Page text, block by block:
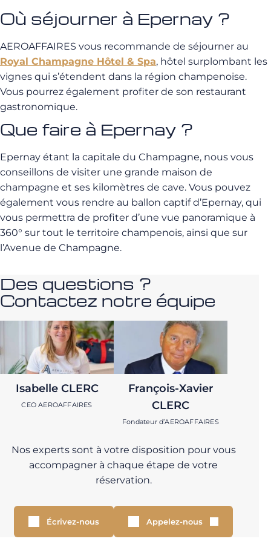
Où séjourner à Epernay ?
AEROAFFAIRES vous recommande de séjourner au
Royal Champagne Hôtel & Spa, hôtel surplombant les
vignes qui s’étendent dans la région champenoise.
Vous pourrez également profiter de son restaurant
gastronomique.
Que faire à Epernay ?
Epernay étant la capitale du Champagne, nous vous
conseillons de visiter une grande maison de
champagne et ses kilomètres de cave. Vous pouvez
également vous rendre au ballon captif d’Epernay, qui
vous permettra de profiter d’une vue panoramique à
360° sur tout le territoire champenois, ainsi que sur
l’Avenue de Champagne.
Des questions ?
Contactez notre équipe
Isabelle CLERC
CEO AEROAFFAIRES
François-Xavier
CLERC
Fondateur d’AEROAFFAIRES
Nos experts sont à votre disposition pour vous
accompagner à chaque étape de votre
réservation.
Écrivez-nous Appelez-nous